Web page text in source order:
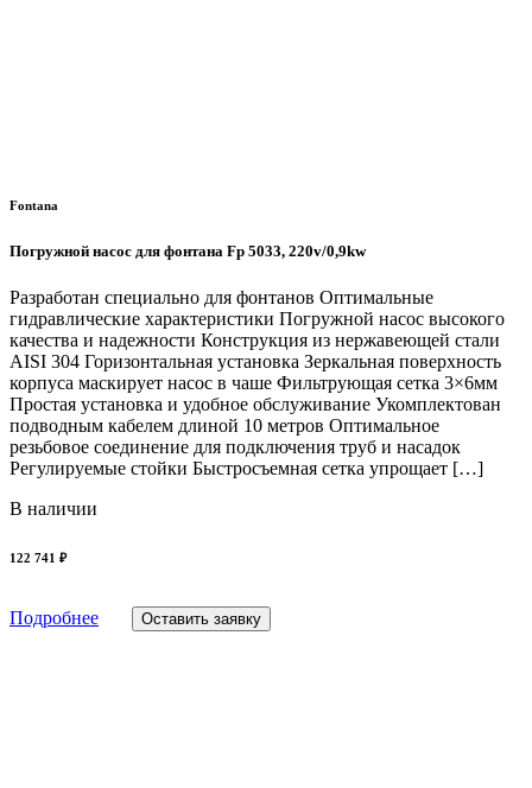
Fontana
Погружной насос для фонтана Fp 5033, 220v/0,9kw
Разработан специально для фонтанов Оптимальные
гидравлические характеристики Погружной насос высокого
качества и надежности Конструкция из нержавеющей стали
AISI 304 Горизонтальная установка Зеркальная поверхность
корпуса маскирует насос в чаше Фильтрующая сетка 3×6мм
Простая установка и удобное обслуживание Укомплектован
подводным кабелем длиной 10 метров Оптимальное
резьбовое соединение для подключения труб и насадок
Регулируемые стойки Быстросъемная сетка упрощает […]
В наличии
122 741 ₽
Подробнее Оставить заявку